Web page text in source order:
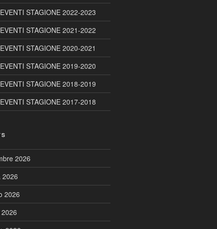
STAGIONE 2022-2023
STAGIONE 2021-2022
STAGIONE 2020-2021
STAGIONE 2019-2020
STAGIONE 2018-2019
STAGIONE 2017-2018
2026
2026
2026